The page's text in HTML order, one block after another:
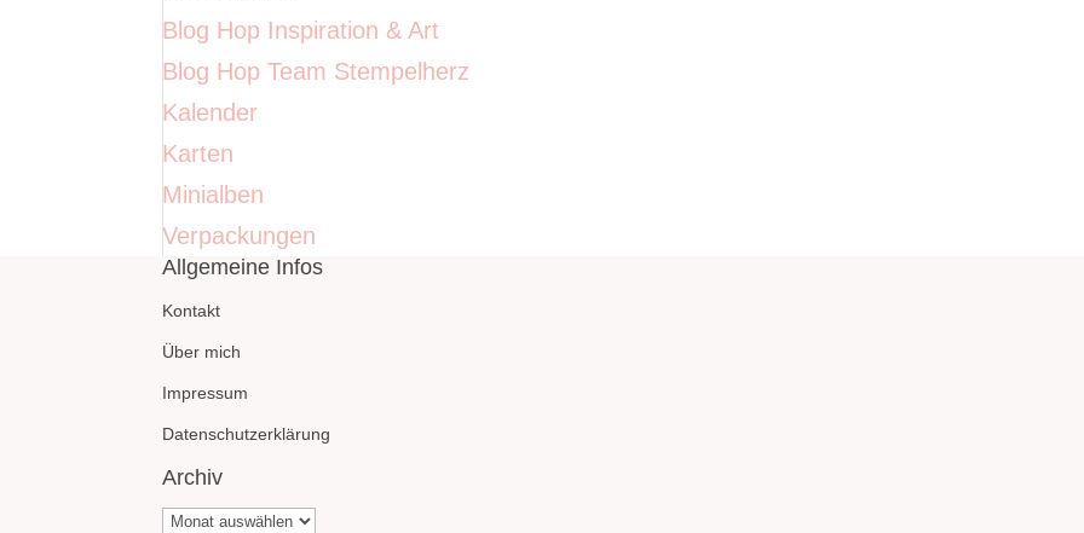
Blog Hop Inspiration & Art
Blog Hop Team Stempelherz
Kalender
Karten
Minialben
Verpackungen
Allgemeine Infos
Kontakt
Über mich
Impressum
Datenschutzerklärung
Archiv
Archiv